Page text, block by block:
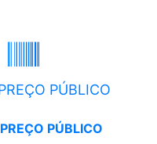
PÚBLICO
PÚBLICO